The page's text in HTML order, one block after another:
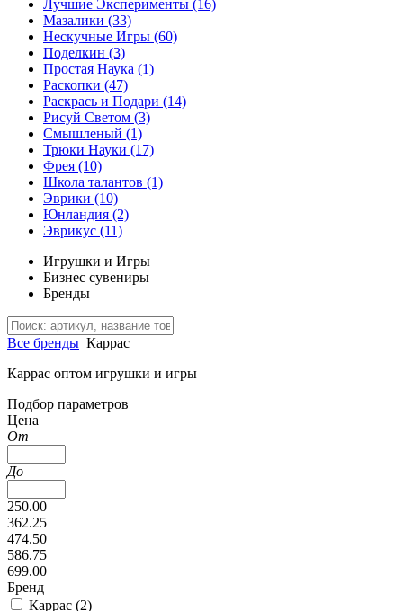
Лучшие Эксперименты (16)
Мазалики (33)
Нескучные Игры (60)
Поделкин (3)
Простая Наука (1)
Раскопки (47)
Раскрась и Подари (14)
Рисуй Светом (3)
Смышленый (1)
Трюки Науки (17)
Фрея (10)
Школа талантов (1)
Эврики (10)
Юнландия (2)
Эврикус (11)
Игрушки и Игры
Бизнес сувениры
Бренды
Все бренды Каррас
Каррас оптом игрушки и игры
Подбор параметров
Цена
От
До
250.00
362.25
474.50
586.75
699.00
Бренд
Каррас (2)